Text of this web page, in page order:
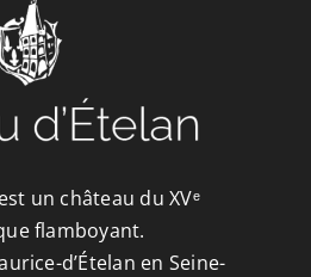
ACCÈS
un château du XVᵉ
flamboyant.
d’Ételan en Seine-